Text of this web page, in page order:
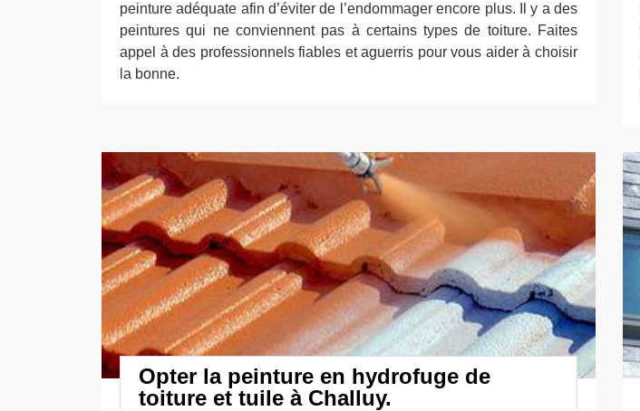
peinture adéquate afin d’éviter de l’endommager encore plus. Il y a des
peintures qui ne conviennent pas à certains types de toiture. Faites
appel à des professionnels fiables et aguerris pour vous aider à choisir
la bonne.
Opter la peinture en hydrofuge de
toiture et tuile à Challuy.